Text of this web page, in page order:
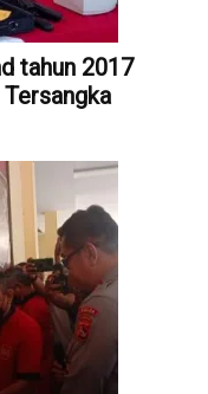
tahun 2017